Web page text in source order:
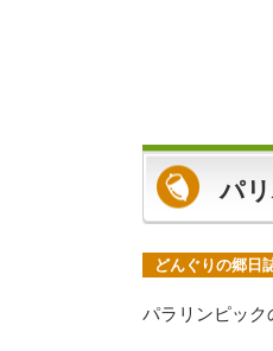
パ
どんぐりの郷日
パラリンピッ